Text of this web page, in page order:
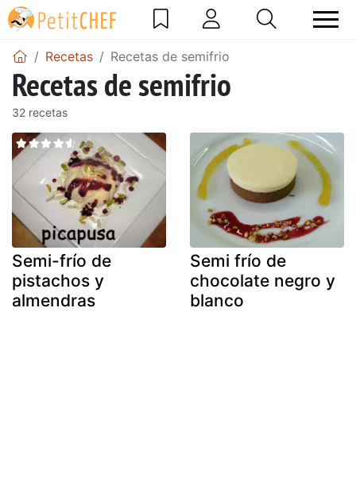
Recetas Recetas de semifrio
Recetas de semifrio
32 recetas
Semi-frío de
pistachos y
almendras
Semi frío de
chocolate negro y
blanco